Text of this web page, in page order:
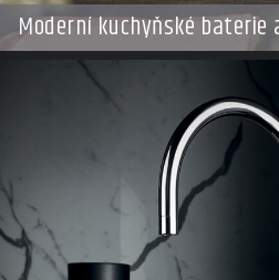
Moderní kuchyňské baterie
štíhlé křivky